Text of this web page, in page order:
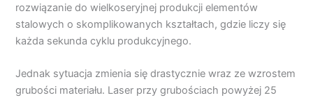
rozwiązanie do wielkoseryjnej produkcji elementów
stalowych o skomplikowanych kształtach, gdzie liczy się
każda sekunda cyklu produkcyjnego.
Jednak sytuacja zmienia się drastycznie wraz ze wzrostem
grubości materiału. Laser przy grubościach powyżej 25